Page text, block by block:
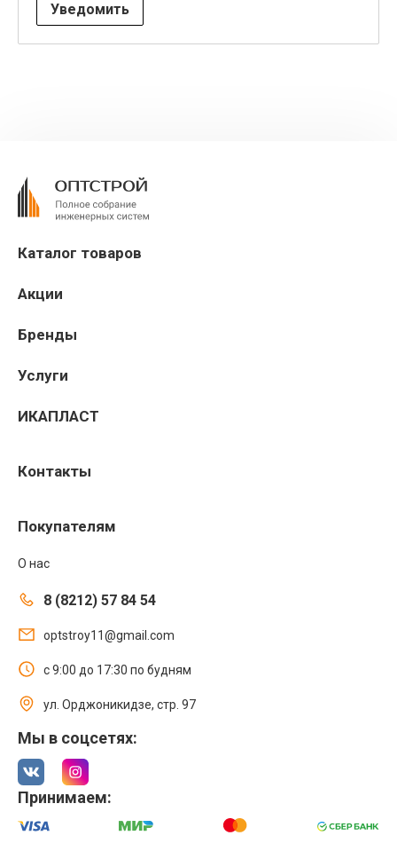
Уведомить
Каталог товаров
Акции
Бренды
Услуги
ИКАПЛАСТ
Контакты
Покупателям
О нас
8 (8212) 57 84 54
optstroy11@gmail.com
с 9:00 до 17:30 по будням
ул. Орджоникидзе, стр. 97
Мы в соцсетях:
Принимаем: